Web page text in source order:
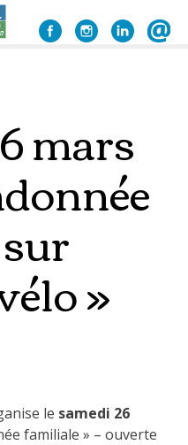
mars
»
le samedi 26
familiale » – ouverte